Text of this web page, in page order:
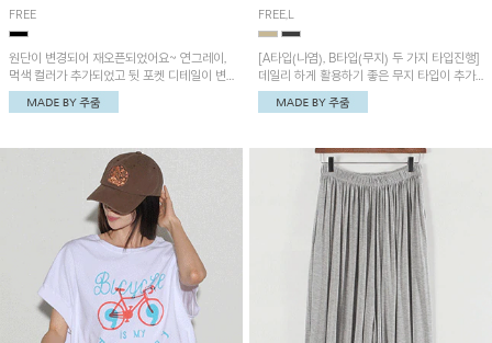
FREE
원단이 변경되어 재오픈되었어요~ 연그레이,
먹색 컬러가 추가되었고 뒷 포켓 디테일이 변
경되었습니다~가볍고 시원하게 착용되는 배
기통팬츠! 허리밴딩과 여유로운 통으로 편안해
FREE,L
[A타입(나염), B타입(무지) 두 가지 타입진행]
데일리 하게 활용하기 좋은 무지 타입이 추가
되었어요~ 볼륨감 있는 항아리핏 실루엣이 유
니크하며 포켓디테일이 POINT!